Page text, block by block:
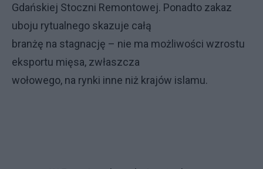
Gdańskiej Stoczni Remontowej. Ponadto zakaz
uboju rytualnego skazuje całą
branżę na stagnację – nie ma możliwości wzrostu
eksportu mięsa, zwłaszcza
wołowego, na rynki inne niż krajów islamu.